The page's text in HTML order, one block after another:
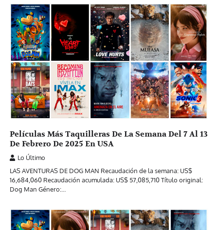
Películas Más Taquilleras De La Semana Del 7 Al 13
De Febrero De 2025 En USA
Lo Último
LAS AVENTURAS DE DOG MAN Recaudación de la semana: US$
16,684,060 Recaudación acumulada: US$ 57,085,710 Título original:
Dog Man Género:…